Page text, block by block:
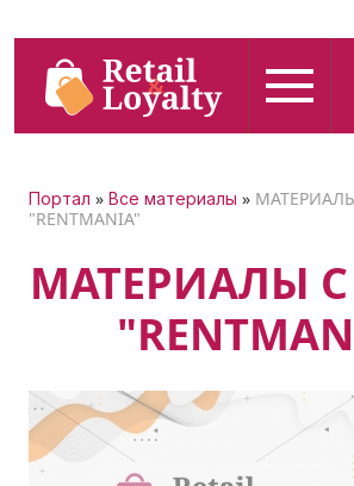
Портал » Все материалы »
"RENTMANIA"
МАТЕРИАЛЫ